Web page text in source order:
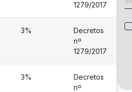
1279/2017
3%
Decretos
nº
1279/2017
3%
Decretos
nº